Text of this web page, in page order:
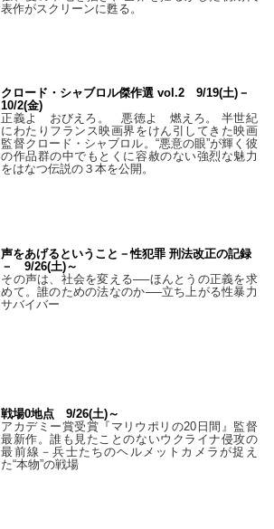
表作がスクリーンに甦る。
クロード・シャブロル傑作選 vol.2 9/19(土)－
10/2(金)
正義よ おびえろ。 悪徳よ 燃えろ。 半世紀
にわたりフランス映画界をけん引してきた映画
監督クロード・シャブロル。“悪意の眼”が輝く彼
の作品群の中でもとくに容赦のない強烈な魅力
をはなつ伝説の３本を公開。
声をあげるということ－性犯罪 刑法改正の記録
－ 9/26(土)～
その声は、社会を変える──ほんとうの正義を求
めて。誰のための法なのか──立ち上がる性暴力
サバイバー
戦場0地点 9/26(土)～
アカデミー賞受賞『マリウポリの20日間』監督
最新作。誰も見たことのないウクライナ侵攻の
最前線－兵士たちのヘルメットカメラが捉え
た“本物”の戦場